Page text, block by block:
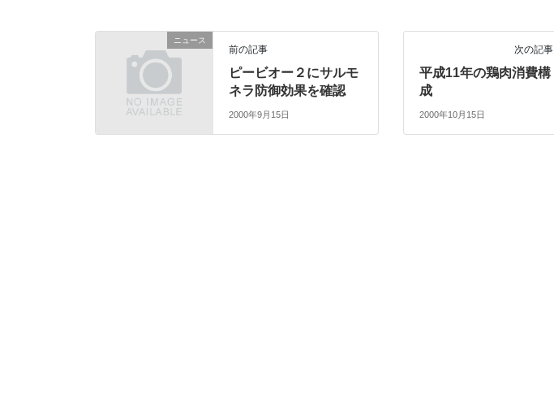
ニュース
前の記事
ピービオー２にサルモ
ネラ防御効果を確認
2000年9月15日
次の記事
平成11年の鶏肉消費構
成
2000年10月15日